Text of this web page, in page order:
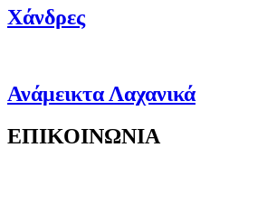
Χάνδρες
Ανάμεικτα Λαχανικά
ΕΠΙΚΟΙΝΩΝΙΑ